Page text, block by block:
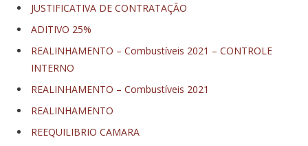
JUSTIFICATIVA DE CONTRATAÇÃO
ADITIVO 25%
REALINHAMENTO – Combustíveis 2021 – CONTROLE
INTERNO
REALINHAMENTO – Combustíveis 2021
REALINHAMENTO
REEQUILIBRIO CAMARA